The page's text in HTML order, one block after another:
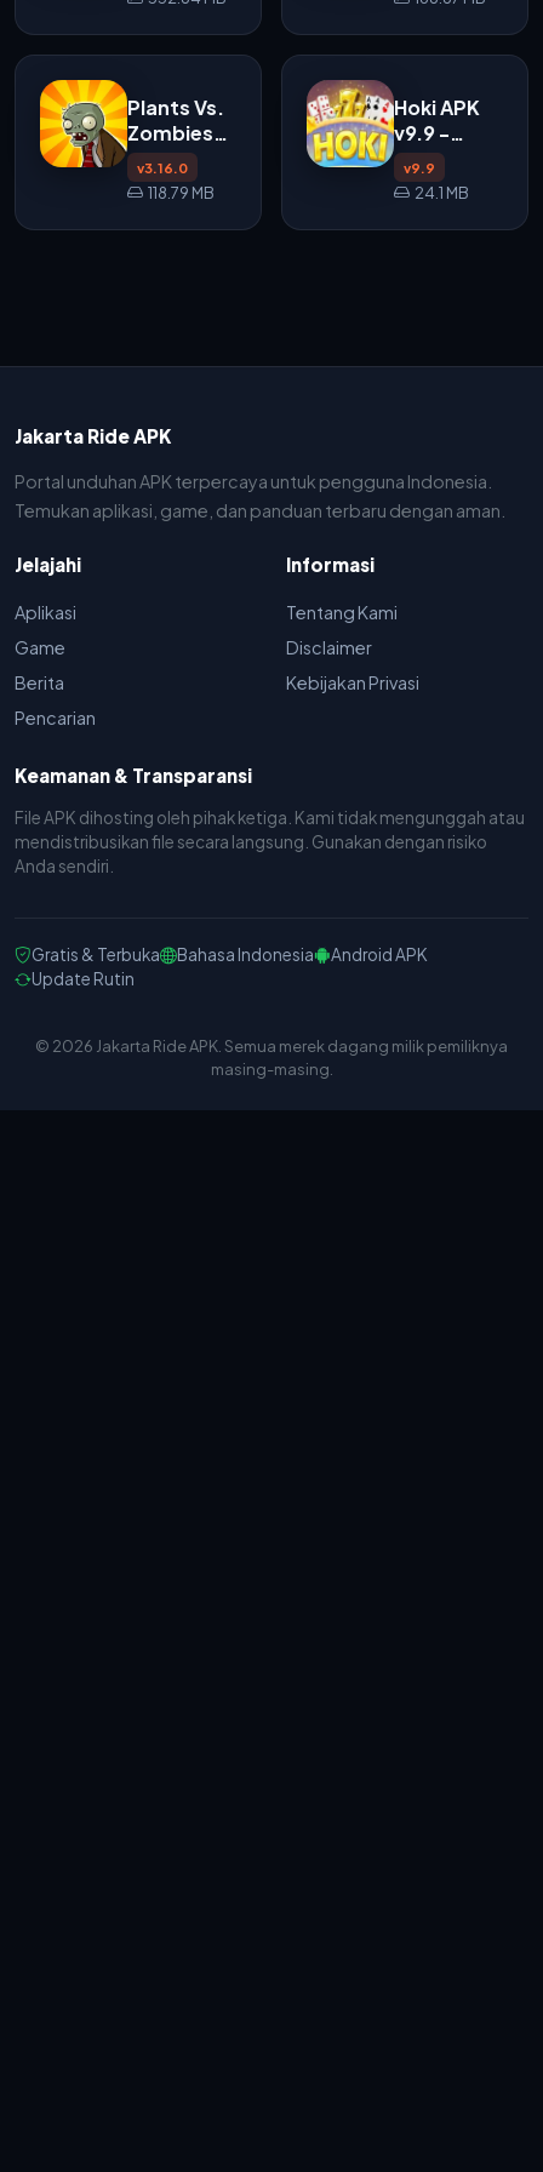
Plants Vs.
Zombies
Free APK
v3.16.0
118.79 MB
Hoki APK
v9.9 -
Game Slot
Sosial
Tema Seru
v9.9
24.1 MB
Jakarta Ride APK
Portal unduhan APK terpercaya untuk pengguna Indonesia.
Temukan aplikasi, game, dan panduan terbaru dengan aman.
Jelajahi
Aplikasi
Game
Berita
Pencarian
Informasi
Tentang Kami
Disclaimer
Kebijakan Privasi
Keamanan & Transparansi
File APK dihosting oleh pihak ketiga. Kami tidak mengunggah atau
mendistribusikan file secara langsung. Gunakan dengan risiko
Anda sendiri.
Gratis & Terbuka Bahasa Indonesia
Android APK
Update Rutin
© 2026 Jakarta Ride APK. Semua merek dagang milik pemiliknya
masing-masing.